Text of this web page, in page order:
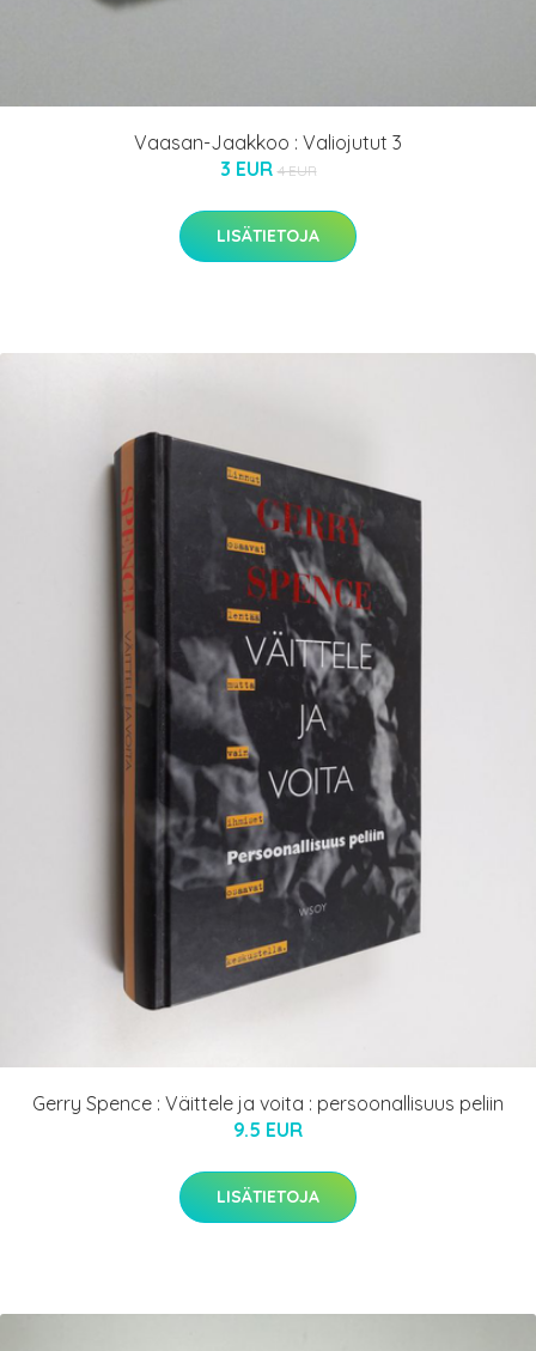
Vaasan-Jaakkoo : Valiojutut 3
3 EUR 4 EUR
LISÄTIETOJA
Gerry Spence : Väittele ja voita : persoonallisuus peliin
9.5 EUR
LISÄTIETOJA